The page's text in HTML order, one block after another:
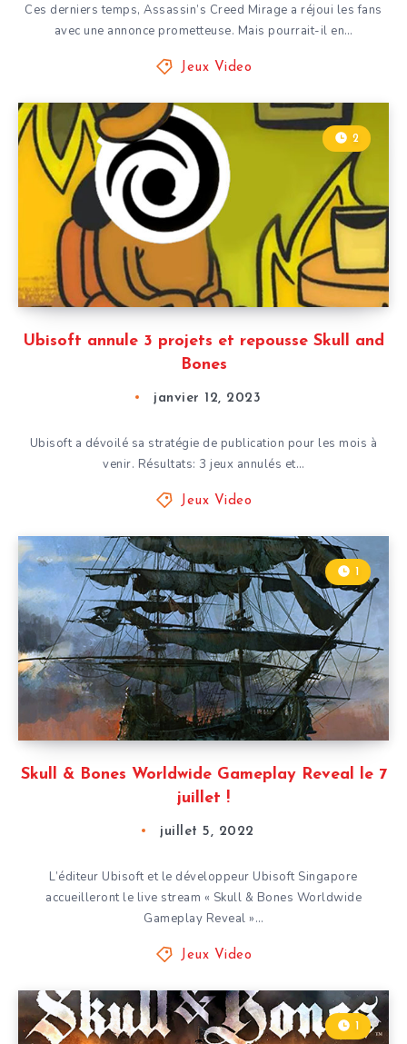
Ces derniers temps, Assassin’s Creed Mirage a réjoui les fans
avec une annonce prometteuse. Mais pourrait-il en…
Jeux Video
Ubisoft annule 3 projets et repousse Skull and
Bones
2
janvier 12, 2023
Ubisoft a dévoilé sa stratégie de publication pour les mois à
venir. Résultats: 3 jeux annulés et…
Jeux Video
Skull & Bones Worldwide Gameplay Reveal le 7
juillet !
1
juillet 5, 2022
L’éditeur Ubisoft et le développeur Ubisoft Singapore
accueilleront le live stream « Skull & Bones Worldwide
Gameplay Reveal »…
Jeux Video
1